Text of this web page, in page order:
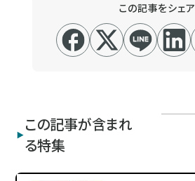
この記事をシェア
この記事が含まれ
る特集